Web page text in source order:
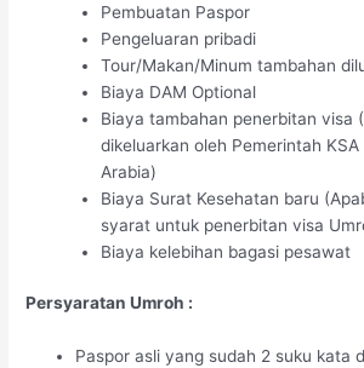
Pembuatan Paspor
Pengeluaran pribadi
Tour/Makan/Minum tambahan
Biaya DAM Optional
Biaya tambahan penerbitan visa
dikeluarkan oleh Pemerintah KSA
Arabia)
Biaya Surat Kesehatan baru
syarat untuk penerbitan visa
Biaya kelebihan bagasi pesawat
Persyaratan Umroh :
Paspor asli yang sudah 2 suku kata